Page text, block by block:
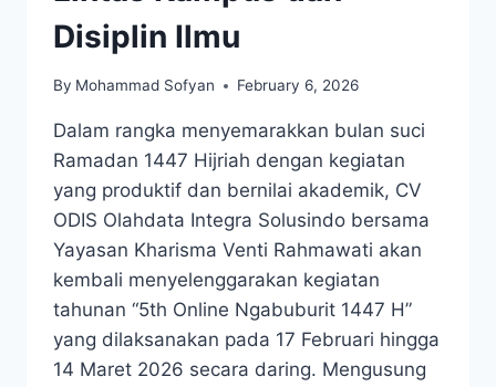
Disiplin Ilmu
By Mohammad Sofyan February 6, 2026
Dalam rangka menyemarakkan bulan suci
Ramadan 1447 Hijriah dengan kegiatan
yang produktif dan bernilai akademik, CV
ODIS Olahdata Integra Solusindo bersama
Yayasan Kharisma Venti Rahmawati akan
kembali menyelenggarakan kegiatan
tahunan “5th Online Ngabuburit 1447 H”
yang dilaksanakan pada 17 Februari hingga
14 Maret 2026 secara daring. Mengusung